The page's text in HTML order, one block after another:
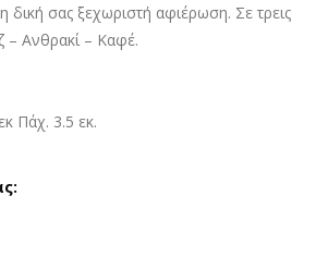
δική σας ξεχωριστή αφιέρωση. Σε τρεις
– Ανθρακί – Καφέ.
Πάχ. 3.5 εκ.